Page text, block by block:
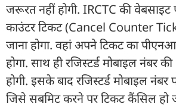
जरूरत नहीं होगी. IRCTC की
काउंटर टिकट (Cancel Counter
जाना होगा. वहां अपने टिकट का
होगा. साथ ही रजिस्टर्ड मोबाइल नंबर
होगी. इसके बाद रजिस्टर्ड मोबाइल
जिसे सबमिट करने पर टिकट कैंसिल हो